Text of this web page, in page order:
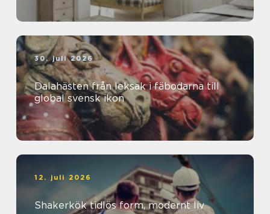
30. juli 2026
Dalahästen från leksak i fäbodarna till
global svensk ikon
12. juli 2026
Shakerkök tidlös form, modernt liv